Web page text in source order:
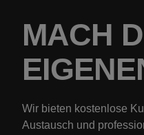
MACH
Wir bieten kostenlose
Austausch und